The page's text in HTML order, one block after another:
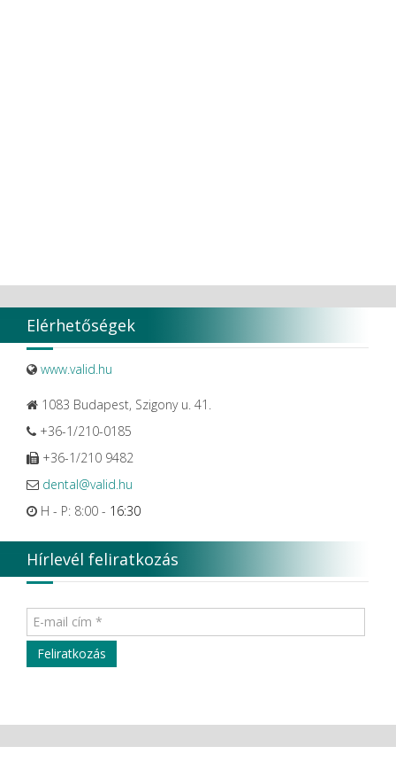
Elérhetőségek
www.valid.hu
1083 Budapest, Szigony u. 41.
+36-1/210-0185
+36-1/210 9482
dental@valid.hu
H - P: 8:00 - 16:30
Hírlevél feliratkozás